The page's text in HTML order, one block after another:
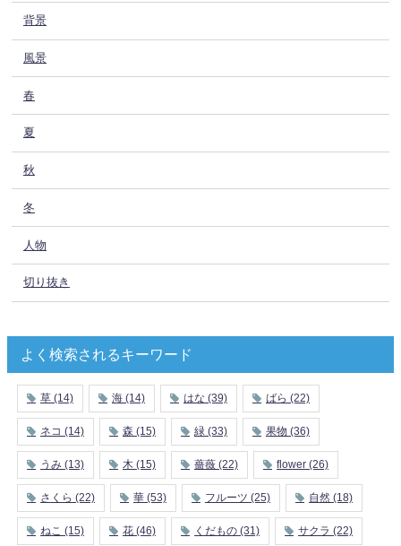
背景
風景
春
夏
秋
冬
人物
切り抜き
よく検索されるキーワード
草 (14) 海 (14) はな (39) ばら (22)
ネコ (14) 森 (15) 緑 (33) 果物 (36)
うみ (13) 木 (15) 薔薇 (22) flower (26)
さくら (22) 華 (53) フルーツ (25) 自然 (18)
ねこ (15) 花 (46) くだもの (31) サクラ (22)